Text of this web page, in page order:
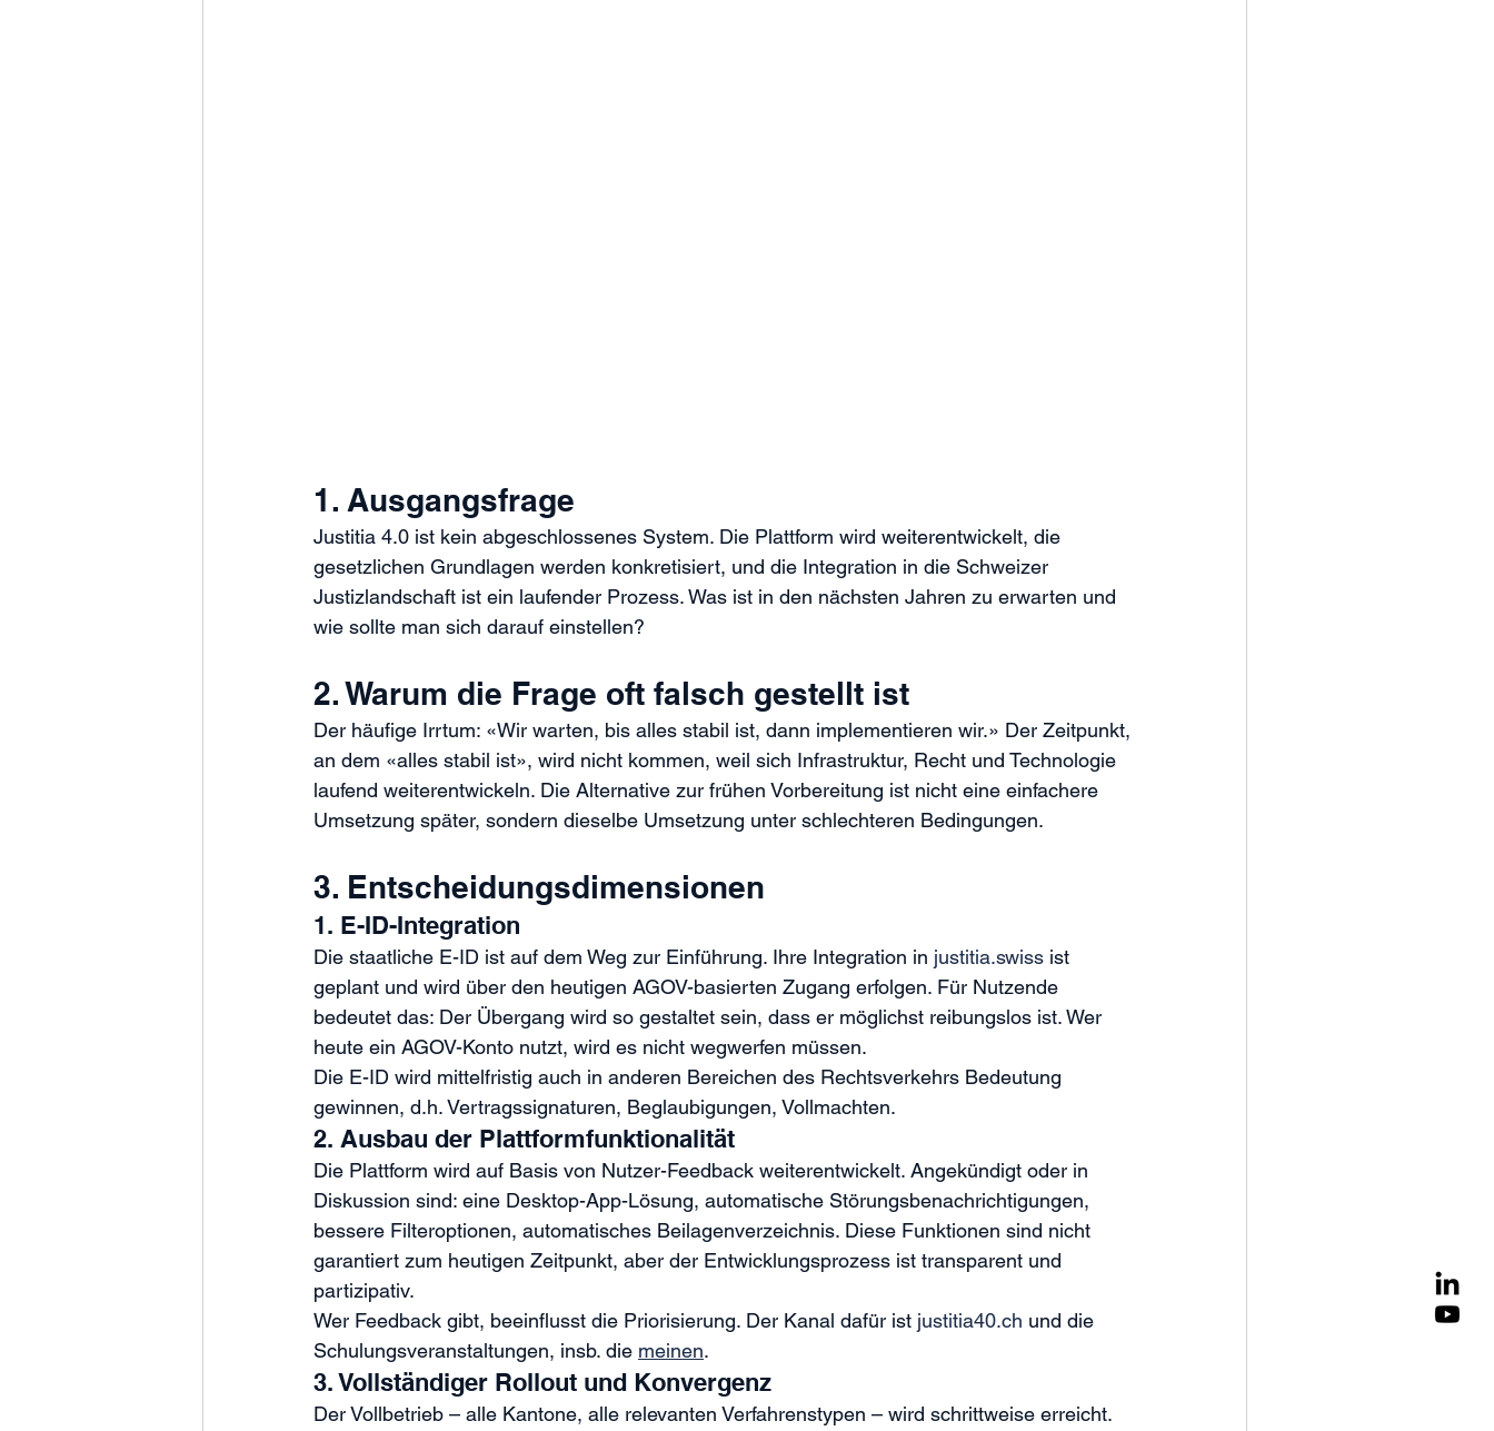
1. Ausgangsfrage
Justitia 4.0 ist kein abgeschlossenes System. Die Plattform wird weiterentwickelt, die
gesetzlichen Grundlagen werden konkretisiert, und die Integration in die Schweizer
Justizlandschaft ist ein laufender Prozess. Was ist in den nächsten Jahren zu erwarten und
wie sollte man sich darauf einstellen?
2. Warum die Frage oft falsch gestellt ist
Der häufige Irrtum: «Wir warten, bis alles stabil ist, dann implementieren wir.» Der Zeitpunkt,
an dem «alles stabil ist», wird nicht kommen, weil sich Infrastruktur, Recht und Technologie
laufend weiterentwickeln. Die Alternative zur frühen Vorbereitung ist nicht eine einfachere
Umsetzung später, sondern dieselbe Umsetzung unter schlechteren Bedingungen.
3. Entscheidungsdimensionen
1. E-ID-Integration
Die staatliche E-ID ist auf dem Weg zur Einführung. Ihre Integration in justitia.swiss ist
geplant und wird über den heutigen AGOV-basierten Zugang erfolgen. Für Nutzende
bedeutet das: Der Übergang wird so gestaltet sein, dass er möglichst reibungslos ist. Wer
heute ein AGOV-Konto nutzt, wird es nicht wegwerfen müssen.
Die E-ID wird mittelfristig auch in anderen Bereichen des Rechtsverkehrs Bedeutung
gewinnen, d.h. Vertragssignaturen, Beglaubigungen, Vollmachten.
2. Ausbau der Plattformfunktionalität
Die Plattform wird auf Basis von Nutzer-Feedback weiterentwickelt. Angekündigt oder in
Diskussion sind: eine Desktop-App-Lösung, automatische Störungsbenachrichtigungen,
bessere Filteroptionen, automatisches Beilagenverzeichnis. Diese Funktionen sind nicht
garantiert zum heutigen Zeitpunkt, aber der Entwicklungsprozess ist transparent und
partizipativ.
Wer Feedback gibt, beeinflusst die Priorisierung. Der Kanal dafür ist justitia40.ch und die
Schulungsveranstaltungen, insb. die meinen.
3. Vollständiger Rollout und Konvergenz
Der Vollbetrieb – alle Kantone, alle relevanten Verfahrenstypen – wird schrittweise erreicht.